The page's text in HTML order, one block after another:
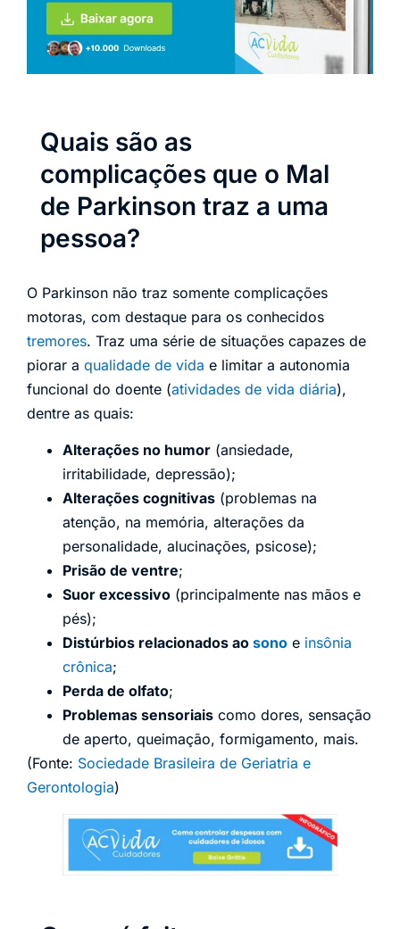
Quais são as
complicações que o Mal
de Parkinson traz a uma
pessoa?
O Parkinson não traz somente complicações
motoras, com destaque para os conhecidos
tremores. Traz uma série de situações capazes de
piorar a qualidade de vida e limitar a autonomia
funcional do doente (atividades de vida diária),
dentre as quais:
Alterações no humor (ansiedade,
irritabilidade, depressão);
Alterações cognitivas (problemas na
atenção, na memória, alterações da
personalidade, alucinações, psicose);
Prisão de ventre;
Suor excessivo (principalmente nas mãos e
pés);
Distúrbios relacionados ao sono e insônia
crônica;
Perda de olfato;
Problemas sensoriais como dores, sensação
de aperto, queimação, formigamento, mais.
(Fonte: Sociedade Brasileira de Geriatria e
Gerontologia)